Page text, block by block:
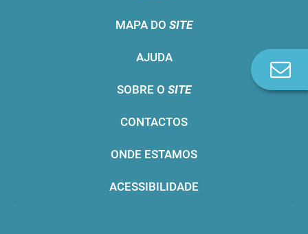
MAPA DO SITE
AJUDA
SOBRE O SITE
CONTACTOS
ONDE ESTAMOS
ACESSIBILIDADE